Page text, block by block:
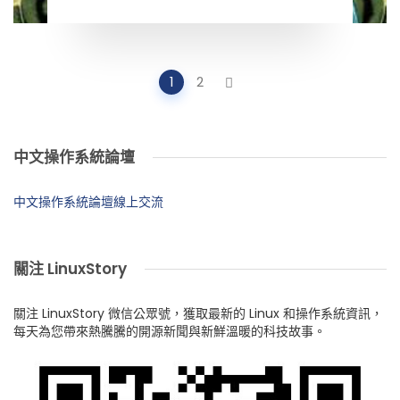
1 2
中文操作系統論壇
中文操作系統論壇線上交流
關注 LinuxStory
關注 LinuxStory 微信公眾號，獲取最新的 Linux 和操作系統資訊，
每天為您帶來熱騰騰的開源新聞與新鮮溫暖的科技故事。